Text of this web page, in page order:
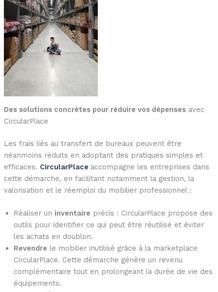
Des solutions concrètes pour réduire vos dépensesavec
CircularPlace
Les frais liés au transfert de bureaux peuvent être
néanmoins réduits en adoptant des pratiques simples et
efficaces. CircularPlace accompagne les entreprises dans
cette démarche, en facilitant notamment la gestion, la
valorisation et le réemploi du mobilier professionnel :
Réaliser un inventaire précis : CircularPlace propose des
outils pour identifier ce qui peut être réutilisé et éviter
les achats en doublon.
Revendre le mobilier inutilisé grâce à la marketplace
CircularPlace. Cette démarche génère un revenu
complémentaire tout en prolongeant la durée de vie des
équipements.